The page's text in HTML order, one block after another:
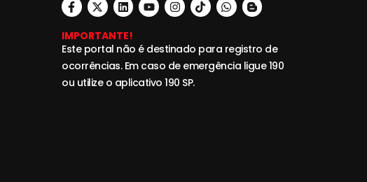
IMPORTANTE!
Este portal não é destinado para registro de
ocorrências. Em caso de emergência ligue 190
ou utilize o aplicativo 190 SP.